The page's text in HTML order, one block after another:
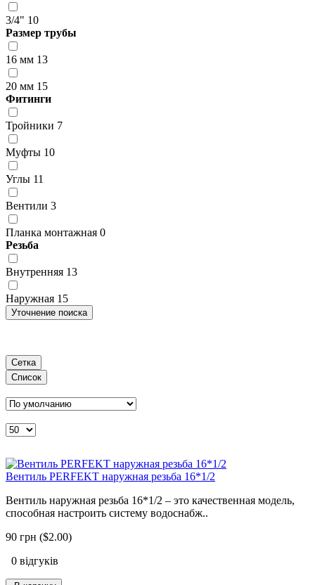
3/4" 10
Размер трубы
16 мм 13
20 мм 15
Фитинги
Тройники 7
Муфты 10
Углы 11
Вентили 3
Планка монтажная 0
Резьба
Внутренняя 13
Наружная 15
Уточнение поиска
Сетка
Список
Вентиль PERFEKT наружная резьба 16*1/2
Вентиль наружная резьба 16*1/2 – это качественная модель,
способная настроить систему водоснабж..
90 грн ($2.00)
0 відгуків